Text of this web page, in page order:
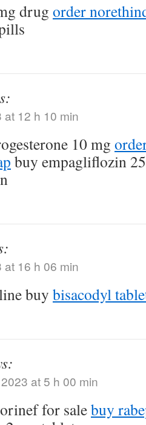
drug order
12 h 10 min
10 mg
buy empagliflozin
16 h 06 min
buy bisacodyl
at 5 h 00 min
for salebuy